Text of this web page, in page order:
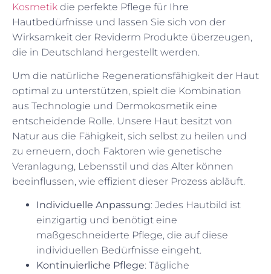
Kosmetik die perfekte Pflege für Ihre
Hautbedürfnisse und lassen Sie sich von der
Wirksamkeit der Reviderm Produkte überzeugen,
die in Deutschland hergestellt werden.
Um die natürliche Regenerationsfähigkeit der Haut
optimal zu unterstützen, spielt die Kombination
aus Technologie und Dermokosmetik eine
entscheidende Rolle. Unsere Haut besitzt von
Natur aus die Fähigkeit, sich selbst zu heilen und
zu erneuern, doch Faktoren wie genetische
Veranlagung, Lebensstil und das Alter können
beeinflussen, wie effizient dieser Prozess abläuft.
Individuelle Anpassung: Jedes Hautbild ist
einzigartig und benötigt eine
maßgeschneiderte Pflege, die auf diese
individuellen Bedürfnisse eingeht.
Kontinuierliche Pflege: Tägliche